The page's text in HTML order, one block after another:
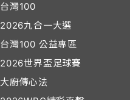
台灣100
2026九合一大選
台灣100 公益專區
2026世界盃足球賽
大廚傳心法